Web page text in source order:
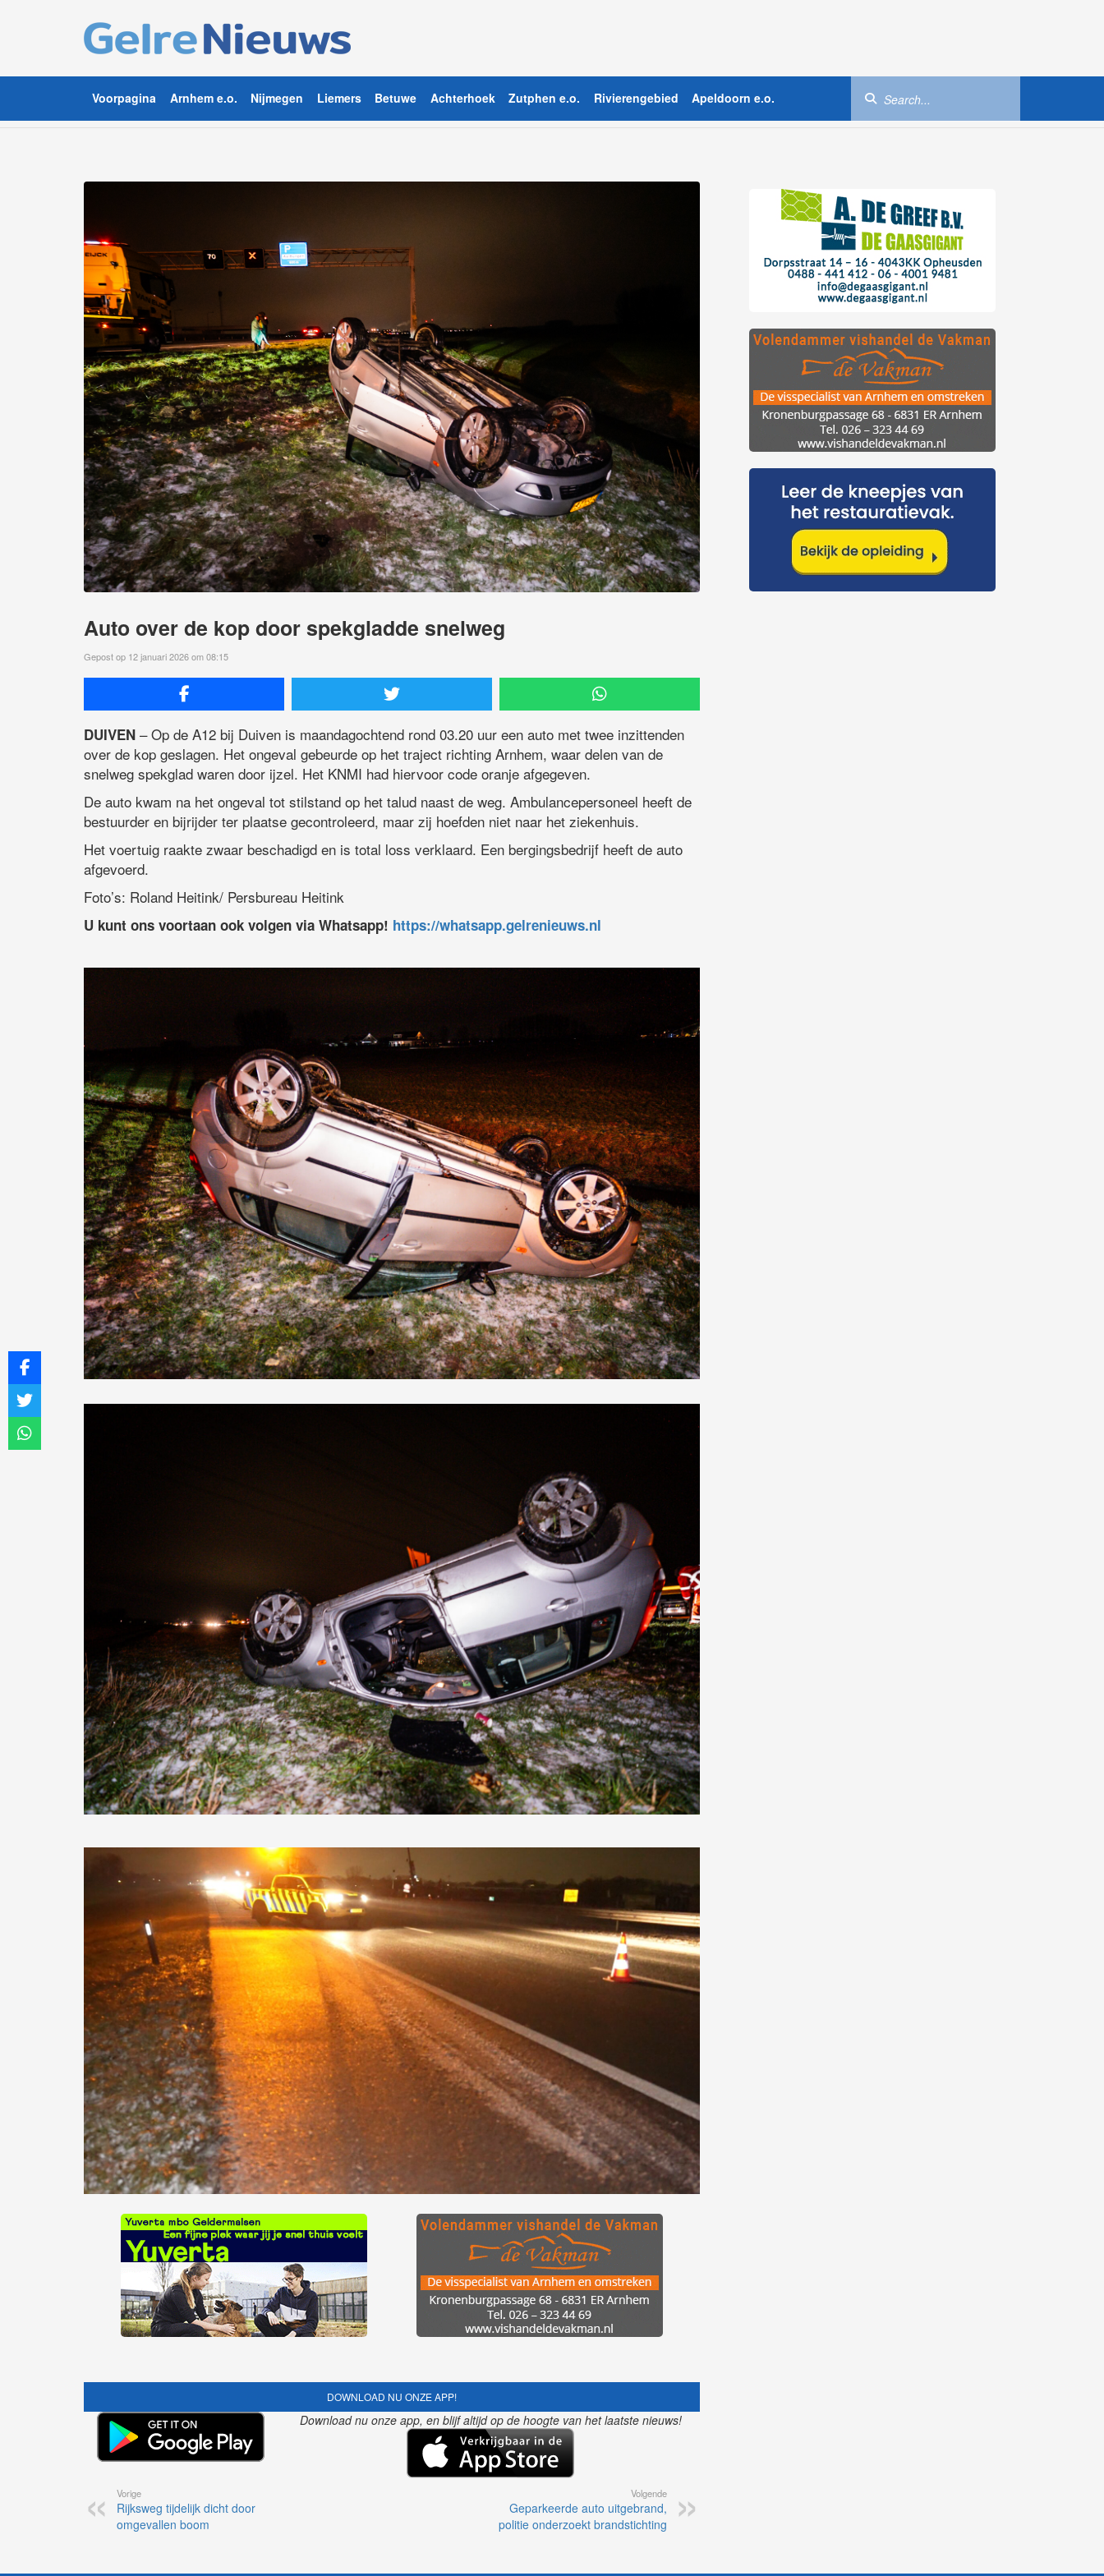
Voorpagina Arnhem e.o. Nijmegen Liemers Betuwe Achterhoek Zutphen e.o. Rivierengebied Apeldoorn e.o.
Auto over de kop door spekgladde snelweg
Gepost op 12 januari 2026 om 08:15
DUIVEN – Op de A12 bij Duiven is maandagochtend rond 03.20 uur een auto met twee inzittenden
over de kop geslagen. Het ongeval gebeurde op het traject richting Arnhem, waar delen van de
snelweg spekglad waren door ijzel. Het KNMI had hiervoor code oranje afgegeven.
De auto kwam na het ongeval tot stilstand op het talud naast de weg. Ambulancepersoneel heeft de
bestuurder en bijrijder ter plaatse gecontroleerd, maar zij hoefden niet naar het ziekenhuis.
Het voertuig raakte zwaar beschadigd en is total loss verklaard. Een bergingsbedrijf heeft de auto
afgevoerd.
Foto’s: Roland Heitink/ Persbureau Heitink
U kunt ons voortaan ook volgen via Whatsapp! https://whatsapp.gelrenieuws.nl
DOWNLOAD NU ONZE APP!
Download nu onze app, en blijf altijd op de hoogte van het laatste nieuws!
Rijksweg tijdelijk dicht door
Geparkeerde auto uitgebrand,
Disclaimer Adverteren Contact